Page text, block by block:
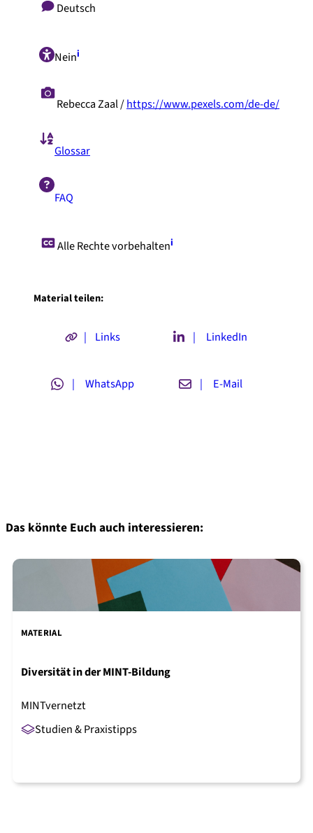
Deutsch
Neini
Rebecca Zaal /https://www.pexels.com/de-de/
Glossar
FAQ
Alle Rechte vorbehalteni
Material teilen:
| Links | LinkedIn
| WhatsApp | E-Mail
Das könnte Euch auch interessieren:
MATERIAL
Diversität in der MINT-Bildung
MINTvernetzt
Studien & Praxistipps